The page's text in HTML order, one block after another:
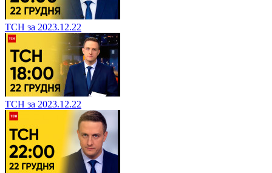
ТСН за 2023.12.22
ТСН за 2023.12.22